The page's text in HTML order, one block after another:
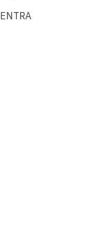
ENTRA